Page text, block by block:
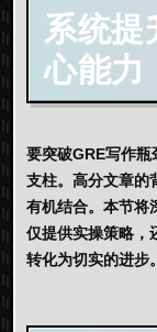
系统提
心能力
要突破GRE写作
支柱。高分文章的
有机结合。本节将
仅提供实操策略，
转化为切实的进步。